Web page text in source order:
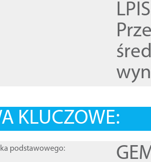
KLUCZOWE:
podstawowego: